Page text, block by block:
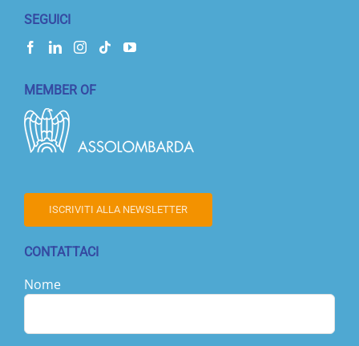
SEGUICI
MEMBER OF
ISCRIVITI ALLA NEWSLETTER
CONTATTACI
Nome